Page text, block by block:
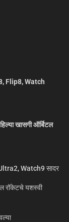
Flip8, Watch
खासगी ऑर्बिटल
Watch9 सादर
रॉकेटचे यशस्वी